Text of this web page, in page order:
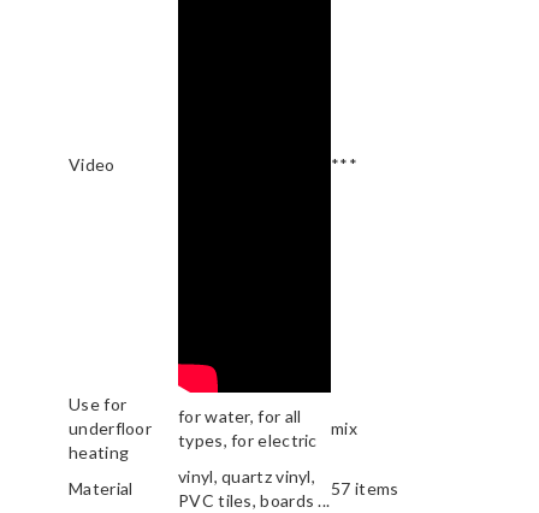
Video ***
Use for
underfloor
heating
for water, for all
types, for electric
mix
Material
vinyl, quartz vinyl,
PVC tiles, boards ...
57 items